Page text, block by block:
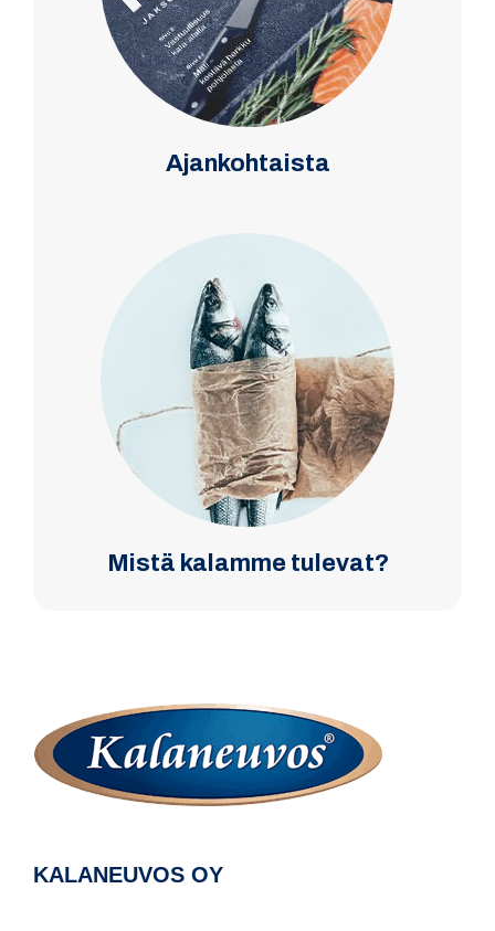
Ajankohtaista
Mistä kalamme tulevat?
KALANEUVOS OY